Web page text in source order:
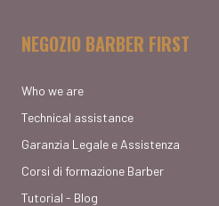
NEGOZIO BARBER FIRST
Who we are
Technical assistance
Garanzia Legale e Assistenza
Corsi di formazione Barber
Tutorial - Blog